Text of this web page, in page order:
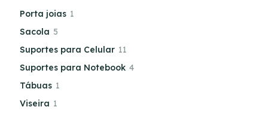
Porta joias 1
Sacola 5
Suportes para Celular 11
Suportes para Notebook 4
Tábuas 1
Viseira 1